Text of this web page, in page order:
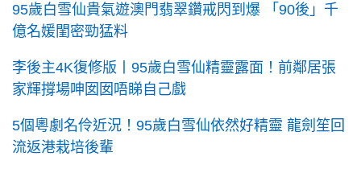
95歲白雪仙貴氣遊澳門翡翠鑽戒閃到爆 「90後」千
億名媛閨密勁猛料
李後主4K復修版丨95歲白雪仙精靈露面！前鄰居張
家輝撐場呻囡囡唔睇自己戲
5個粵劇名伶近況！95歲白雪仙依然好精靈 龍劍笙回
流返港栽培後輩